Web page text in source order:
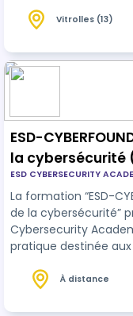
Vitrolles (13)
ESD-
la cybersécurité
ESD CYBERSECURITY
La formation “ESD-
de la cybersécurité”
Cybersecurity
pratique destinée
domaine, ainsi qu’à
cybersécurité. La
À distance